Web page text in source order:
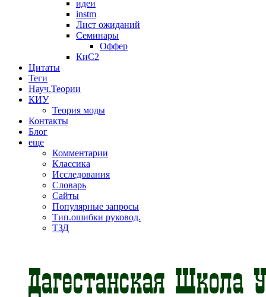
идеи
instm
Лист ожиданий
Семинары
Оффер
КиС2
Цитаты
Теги
Науч.Теории
КИУ
Теория моды
Контакты
Блог
еще
Комментарии
Классика
Исследования
Словарь
Сайты
Популярные запросы
Тип.ошибки руковод.
ТЗД